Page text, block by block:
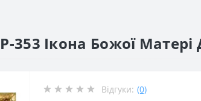
Ікона Божої Матері
Відгуки: (0)